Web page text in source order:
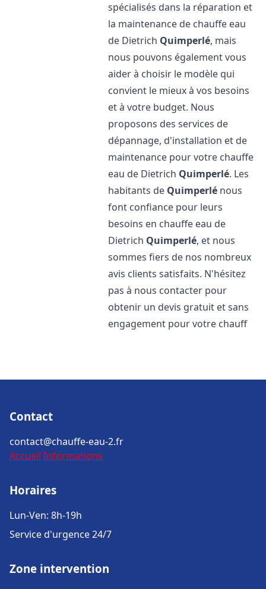
spécialisés dans la réparation et
la maintenance de chauffe eau
de Dietrich Quimperlé, mais
nous pouvons également vous
aider à choisir le modèle qui
convient le mieux à vos besoins
et à votre budget. Nous
proposons des services de
dépannage, d'installation et de
maintenance pour votre chauffe
eau de Dietrich Quimperlé. Les
habitants de Quimperlé nous
font confiance pour leurs
besoins en chauffe eau de
Dietrich Quimperlé, et nous
sommes fiers de nos nombreux
avis clients satisfaits. N'hésitez
pas à nous contacter pour
obtenir un devis gratuit et sans
engagement pour votre chauff
Contact
contact@chauffe-eau-2.fr
Accueil Informations
Horaires
Lun-Ven: 8h-19h
Service d'urgence 24/7
Zone intervention